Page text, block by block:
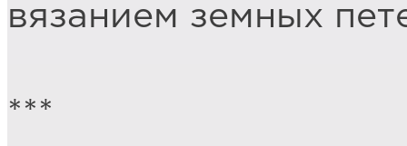
вязанием земных
***